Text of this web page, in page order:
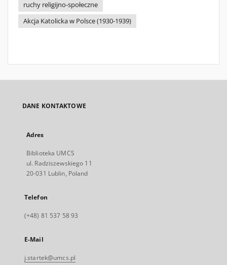
ruchy religijno-społeczne
Akcja Katolicka w Polsce (1930-1939)
DANE KONTAKTOWE
Adres
Biblioteka UMCS
ul. Radziszewskiego 11
20-031 Lublin, Poland
Telefon
(+48) 81 537 58 93
E-Mail
j.startek@umcs.pl